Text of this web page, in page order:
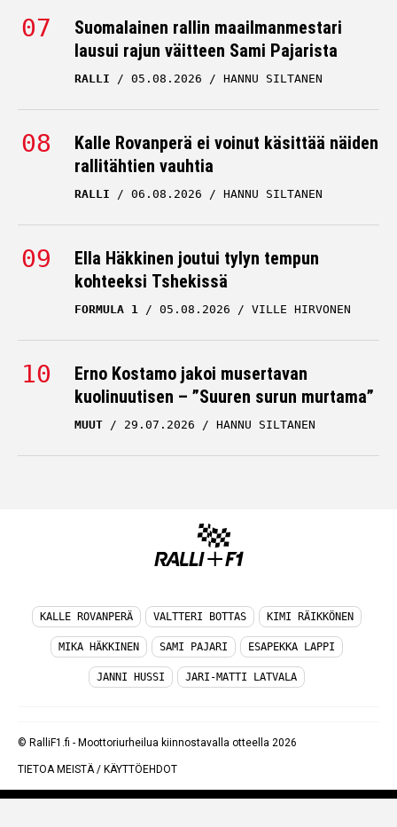
Suomalainen rallin maailmanmestari
lausui rajun väitteen Sami Pajarista
RALLI 05.08.2026 HANNU SILTANEN
Kalle Rovanperä ei voinut käsittää näiden
rallitähtien vauhtia
RALLI 06.08.2026 HANNU SILTANEN
Ella Häkkinen joutui tylyn tempun
kohteeksi Tshekissä
FORMULA 1 05.08.2026 VILLE HIRVONEN
Erno Kostamo jakoi musertavan
kuolinuutisen – ”Suuren surun murtama”
MUUT 29.07.2026 HANNU SILTANEN
KALLE ROVANPERÄ VALTTERI BOTTAS KIMI RÄIKKÖNEN
MIKA HÄKKINEN SAMI PAJARI ESAPEKKA LAPPI
JANNI HUSSI JARI-MATTI LATVALA
© RalliF1.fi - Moottoriurheilua kiinnostavalla otteella 2026
TIETOA MEISTÄ/ KÄYTTÖEHDOT